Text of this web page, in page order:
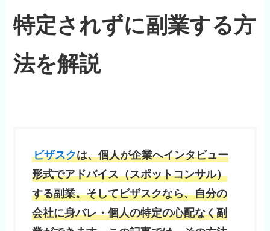
特定されずに副業する方
法を解説
ビザスクは、個人が企業へインタビュー
形式でアドバイス（スポットコンサル）
する副業。そしてビザスクなら、自分の
会社に身バレ・個人の特定の心配なく副